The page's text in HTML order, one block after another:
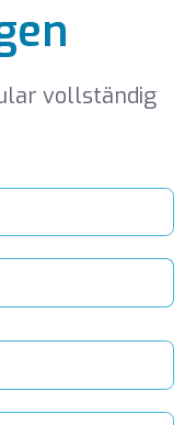
vollständig